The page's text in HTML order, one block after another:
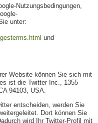
Nutzungsbedingungen,
unter:
und
Website können Sie sich mit
ist die Twitter Inc., 1355
94103, USA.
entscheiden, werden Sie
Dort können Sie
wird Ihr Twitter-Profil mit